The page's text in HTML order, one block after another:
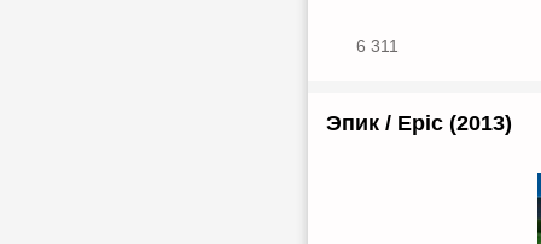
6 311
Эпик / Epic (2013)